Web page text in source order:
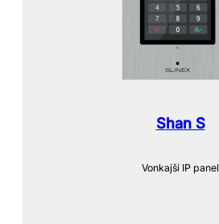
Shan S
Vonkajší IP panel